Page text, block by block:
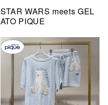
STAR WARS meets GEL
ATO PIQUE